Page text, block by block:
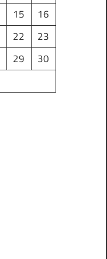
15
16
22
23
29
30